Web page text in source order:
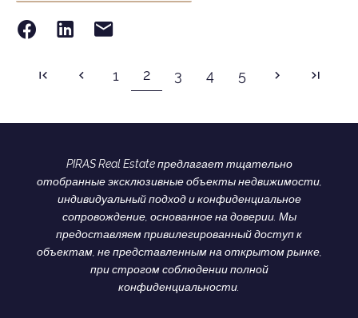
1 2 3 4 5
PIRAS Real Estate предлагает тщательно
отобранные эксклюзивные объекты недвижимости,
индивидуальный подход и конфиденциальное
сопровождение, основанное на доверии. Мы
предоставляем привилегированный доступ к
объектам, не представленным на открытом рынке,
при строгом соблюдении полной
конфиденциальности.